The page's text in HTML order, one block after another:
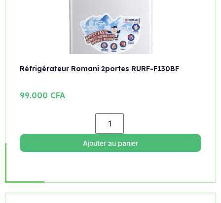
Réfrigérateur Romani 2portes RURF-F130BF
99.000 CFA
Ajouter au panier